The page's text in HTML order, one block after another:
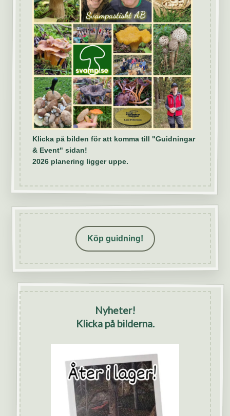
Klicka på bilden för att komma till "Guidningar
& Event" sidan!
2026 planering ligger uppe.
Köp guidning!
Nyheter!
Klicka på bilderna.